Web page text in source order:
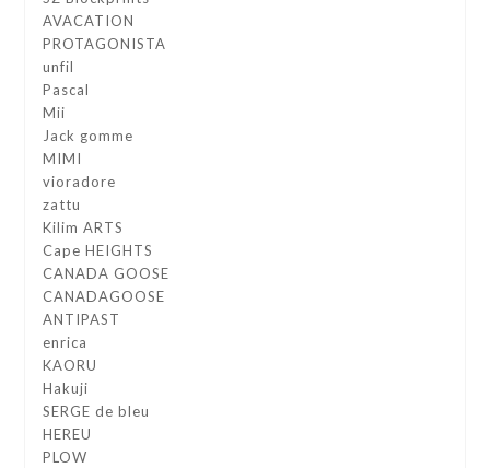
AVACATION
PROTAGONISTA
unfil
Pascal
Mii
Jack gomme
MIMI
vioradore
zattu
Kilim ARTS
Cape HEIGHTS
CANADA GOOSE
CANADAGOOSE
ANTIPAST
enrica
KAORU
Hakuji
SERGE de bleu
HEREU
PLOW